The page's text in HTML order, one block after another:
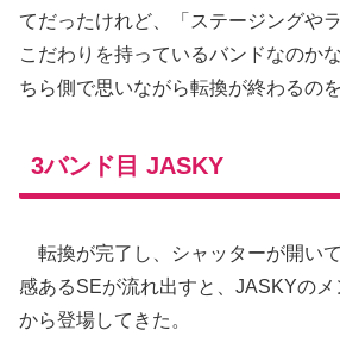
てだったけれど、「ステージングや
こだわりを持っているバンドなのか
ちら側で思いながら転換が終わるのを
3バンド目 JASKY
転換が完了し、シャッターが開い
感あるSEが流れ出すと、JASKYの
から登場してきた。